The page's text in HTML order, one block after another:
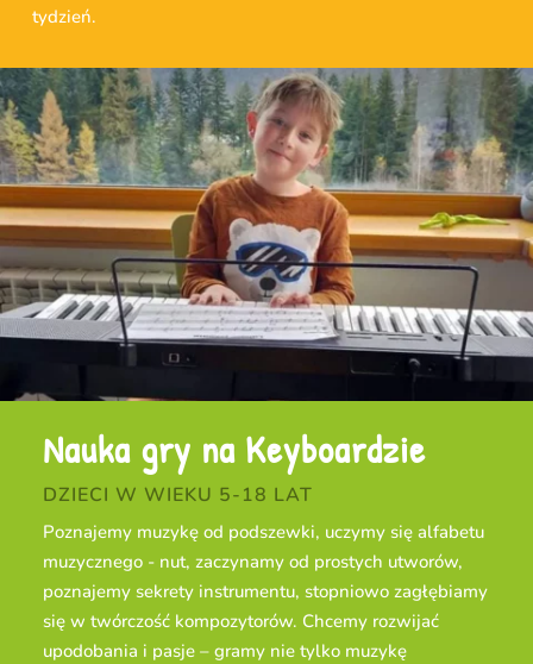
tydzień.
Nauka gry na Keyboardzie
DZIECI W WIEKU 5-18 LAT
Poznajemy muzykę od podszewki, uczymy się alfabetu
muzycznego - nut, zaczynamy od prostych utworów,
poznajemy sekrety instrumentu, stopniowo zagłębiamy
się w twórczość kompozytorów. Chcemy rozwijać
upodobania i pasje – gramy nie tylko muzykę